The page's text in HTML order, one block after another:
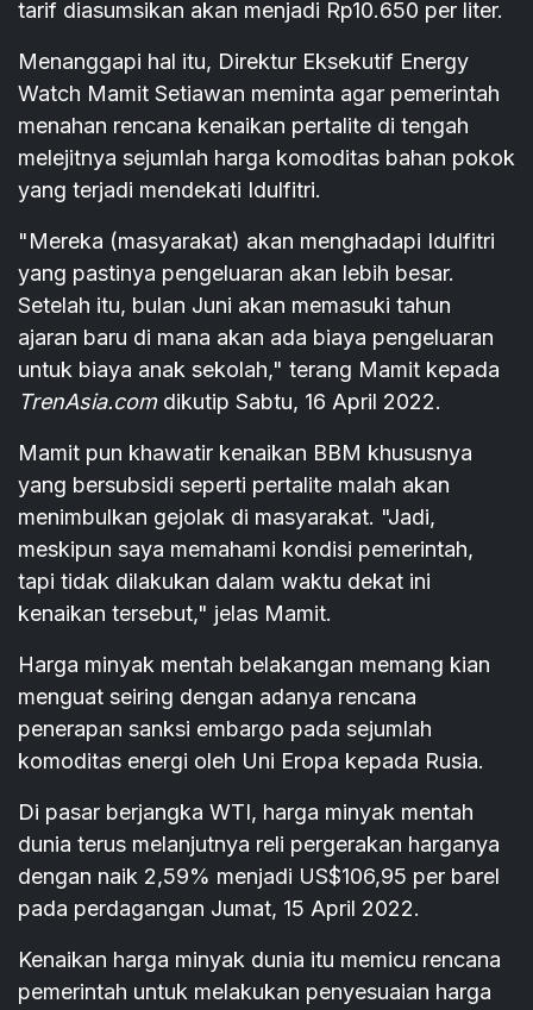
tarif diasumsikan akan menjadi Rp10.650 per liter.
Menanggapi hal itu, Direktur Eksekutif Energy
Watch Mamit Setiawan meminta agar pemerintah
menahan rencana kenaikan pertalite di tengah
melejitnya sejumlah harga komoditas bahan pokok
yang terjadi mendekati Idulfitri.
"Mereka (masyarakat) akan menghadapi Idulfitri
yang pastinya pengeluaran akan lebih besar.
Setelah itu, bulan Juni akan memasuki tahun
ajaran baru di mana akan ada biaya pengeluaran
untuk biaya anak sekolah," terang Mamit kepada
TrenAsia.comdikutip Sabtu, 16 April 2022.
Mamit pun khawatir kenaikan BBM khususnya
yang bersubsidi seperti pertalite malah akan
menimbulkan gejolak di masyarakat. "Jadi,
meskipun saya memahami kondisi pemerintah,
tapi tidak dilakukan dalam waktu dekat ini
kenaikan tersebut," jelas Mamit.
Harga minyak mentah belakangan memang kian
menguat seiring dengan adanya rencana
penerapan sanksi embargo pada sejumlah
komoditas energi oleh Uni Eropa kepada Rusia.
Di pasar berjangka WTI, harga minyak mentah
dunia terus melanjutnya reli pergerakan harganya
dengan naik 2,59% menjadi US$106,95 per barel
pada perdagangan Jumat, 15 April 2022.
Kenaikan harga minyak dunia itu memicu rencana
pemerintah untuk melakukan penyesuaian harga